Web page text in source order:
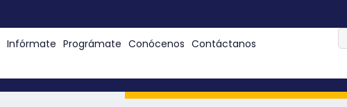
Infórmate Prográmate Conócenos Contáctanos